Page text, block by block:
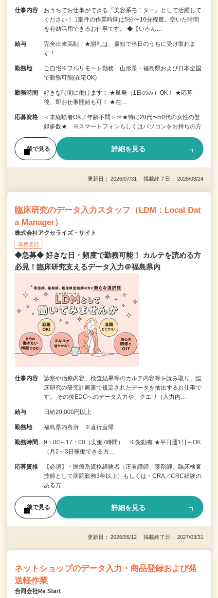
仕事内容
おうちでお仕事ができる『美容系モニター』として活躍して
ください！ 1案件の作業時間は5分〜10分程度。空いた時間
を有効活用できるお仕事です。 ◆【いろん…
給与
完全出来高制 ★謝礼は、最短で当日のうちに受け取れま
す！
勤務地
ご自宅※フルリモート勤務 山形県・福島県および日本全国
で勤務可能(在宅OK)
勤務時間
好きな時間に働けます！ ★単発（1日のみ）OK！ ★応募
後、即お仕事開始も可！ ★在…
応募資格
＜未経験者OK／年齢不問＞⇒★特に20代〜50代の女性の登
録多数★ ※スマートフォンもしくはパソコンをお持ちの方
後で見る 詳細を見る
更新日： 2026/07/31 掲載終了日： 2026/08/24
臨床研究のデータ入力スタッフ（LDM：Local Dat
a Manager）
株式会社アクセライズ・サイト
業務委託
◆急募◆ 好きな日・頻度で勤務可能！ カルテを読める方
必見！臨床研究支えるデータ入力＠福島県内
仕事内容
診察や治療内容、検査結果等のカルテ内容等を読み取り、臨
床研究の研究計画書で規定されたデータを抽出するお仕事で
す。 その後EDCへのデータ入力や、クエリ（入力内…
給与 日給20,000円以上
勤務地 福島県内各所 ※直行直帰
勤務時間
9：00～17：00（実働7時間） ※変動有 ★平日週1日～OK
（月2～3日稼働できる方…
応募資格
【必須】・医療系資格経験者（正看護師、薬剤師、臨床検査
技師として病院勤務3年以上）もしくは・CRA／CRC経験の
ある方
後で見る 詳細を見る
更新日： 2026/05/12 掲載終了日： 2027/03/31
ネットショップのデータ入力・商品登録および発
送軽作業
合同会社Re Start